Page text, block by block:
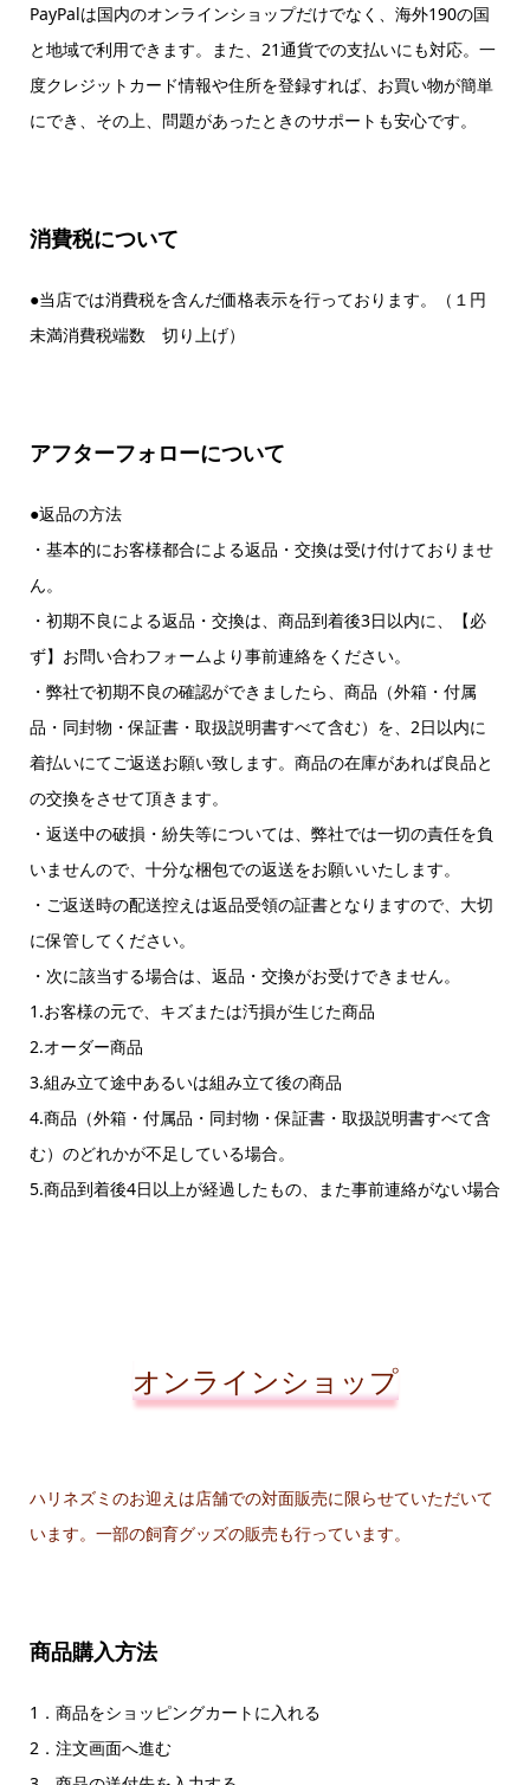
PayPalは国内のオンラインショップだけでなく、海外190の国
と地域で利用できます。また、21通貨での支払いにも対応。一
度クレジットカード情報や住所を登録すれば、お買い物が簡単
にでき、その上、問題があったときのサポートも安心です。
消費税について
●当店では消費税を含んだ価格表示を行っております。（１円
未満消費税端数 切り上げ）
アフターフォローについて
●返品の方法
・基本的にお客様都合による返品・交換は受け付けておりませ
ん。
・初期不良による返品・交換は、商品到着後3日以内に、【必
ず】お問い合わフォームより事前連絡をください。
・弊社で初期不良の確認ができましたら、商品（外箱・付属
品・同封物・保証書・取扱説明書すべて含む）を、2日以内に
着払いにてご返送お願い致します。商品の在庫があれば良品と
の交換をさせて頂きます。
・返送中の破損・紛失等については、弊社では一切の責任を負
いませんので、十分な梱包での返送をお願いいたします。
・ご返送時の配送控えは返品受領の証書となりますので、大切
に保管してください。
・次に該当する場合は、返品・交換がお受けできません。
1.お客様の元で、キズまたは汚損が生じた商品
2.オーダー商品
3.組み立て途中あるいは組み立て後の商品
4.商品（外箱・付属品・同封物・保証書・取扱説明書すべて含
む）のどれかが不足している場合。
5.商品到着後4日以上が経過したもの、また事前連絡がない場合
オンラインショップ
ハリネズミのお迎えは店舗での対面販売に限らせていただいて
います。一部の飼育グッズの販売も行っています。
商品購入方法
1．商品をショッピングカートに入れる
2．注文画面へ進む